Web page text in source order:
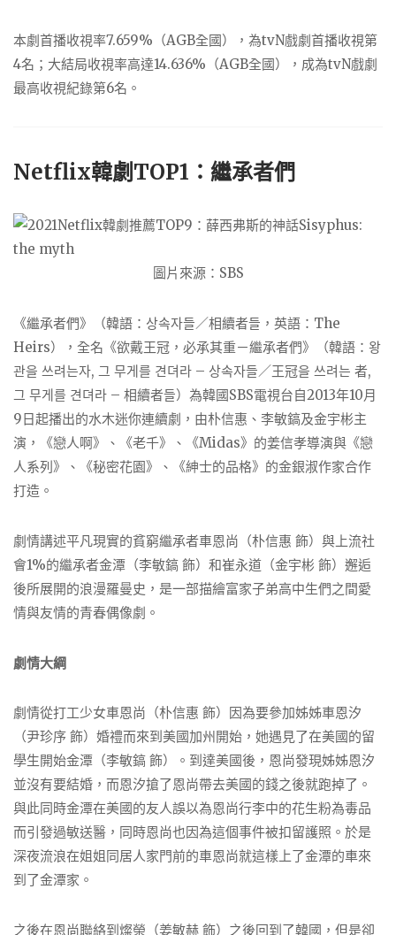
本劇首播收視率7.659%（AGB全國），為tvN戲劇首播收視第
4名；大結局收視率高達14.636%（AGB全國），成為tvN戲劇
最高收視紀錄第6名。
Netflix韓劇TOP1：繼承者們
圖片來源：SBS
《繼承者們》（韓語：상속자들／相續者들，英語：The
Heirs），全名《欲戴王冠，必承其重－繼承者們》（韓語：왕
관을 쓰려는자, 그 무게를 견뎌라 – 상속자들／王冠을 쓰려는 者,
그 무게를 견뎌라 – 相續者들）為韓國SBS電視台自2013年10月
9日起播出的水木迷你連續劇，由朴信惠、李敏鎬及金宇彬主
演，《戀人啊》、《老千》、《Midas》的姜信孝導演與《戀
人系列》、《秘密花園》、《紳士的品格》的金銀淑作家合作
打造。
劇情講述平凡現實的貧窮繼承者車恩尚（朴信惠 飾）與上流社
會1%的繼承者金潭（李敏鎬 飾）和崔永道（金宇彬 飾）邂逅
後所展開的浪漫羅曼史，是一部描繪富家子弟高中生們之間愛
情與友情的青春偶像劇。
劇情大綱
劇情從打工少女車恩尚（朴信惠 飾）因為要參加姊姊車恩汐
（尹珍序 飾）婚禮而來到美國加州開始，她遇見了在美國的留
學生開始金潭（李敏鎬 飾）。到達美國後，恩尚發現姊姊恩汐
並沒有要結婚，而恩汐搶了恩尚帶去美國的錢之後就跑掉了。
與此同時金潭在美國的友人誤以為恩尚行李中的花生粉為毒品
而引發過敏送醫，同時恩尚也因為這個事件被扣留護照。於是
深夜流浪在姐姐同居人家門前的車恩尚就這樣上了金潭的車來
到了金潭家。
之後在恩尚聯絡到燦榮（姜敏赫 飾）之後回到了韓國，但是卻